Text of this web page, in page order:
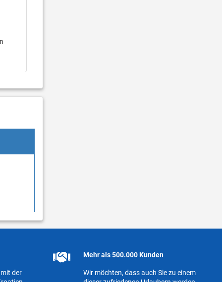
der
Mehr als 500.000 Kunden
Wir möchten, dass auch Sie zu einem